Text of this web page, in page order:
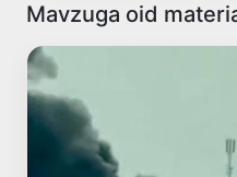
Mavzuga oid